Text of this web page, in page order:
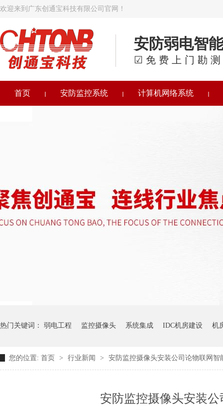
欢迎来到广东创通宝科技有限公司官网！
安防弱电智
☑免费上门勘
首页 安防监控系统 计算机网络系统
热门关键词： 弱电工程 监控摄像头 系统集成 IDC机房建设 机
您的位置: 首页 > 行业新闻 > 安防监控摄像头安装公司论物联网智
安防监控摄像头安装